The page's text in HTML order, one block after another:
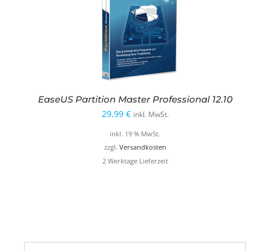
EaseUS Partition Master Professional 12.10
29,99 € inkl. MwSt.
inkl. 19 % MwSt.
zzgl. Versandkosten
2 Werktage Lieferzeit